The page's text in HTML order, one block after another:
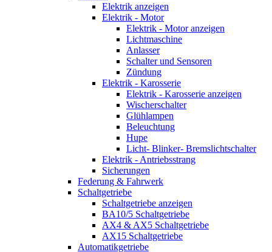
Elektrik anzeigen
Elektrik - Motor
Elektrik - Motor anzeigen
Lichtmaschine
Anlasser
Schalter und Sensoren
Zündung
Elektrik - Karosserie
Elektrik - Karosserie anzeigen
Wischerschalter
Glühlampen
Beleuchtung
Hupe
Licht- Blinker- Bremslichtschalter
Elektrik - Antriebsstrang
Sicherungen
Federung & Fahrwerk
Schaltgetriebe
Schaltgetriebe anzeigen
BA10/5 Schaltgetriebe
AX4 & AX5 Schaltgetriebe
AX15 Schaltgetriebe
Automatikgetriebe